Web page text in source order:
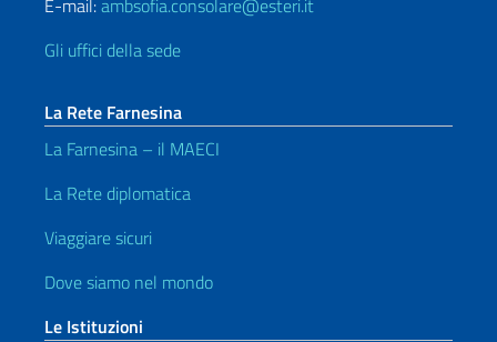
E-mail:ambsofia.consolare@esteri.it
Gli uffici della sede
La Rete Farnesina
La Farnesina – il MAECI
La Rete diplomatica
Viaggiare sicuri
Dove siamo nel mondo
Le Istituzioni